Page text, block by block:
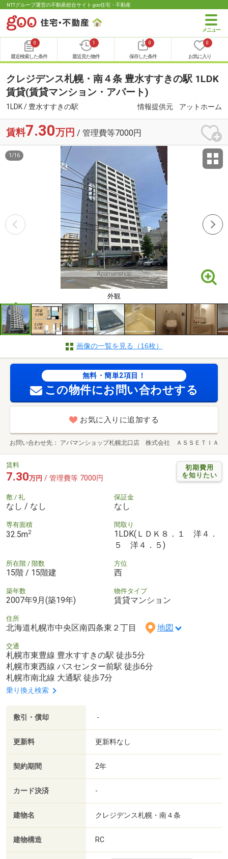
NTTグループ運営の不動産総合サイト goo住宅・不動産
0
最近検索した条件
1
最近見た物件
0
保存した条件
0
お気に入り
クレジデンス札幌・南４条 豊水すすきの駅 1LDK
賃貸(賃貸マンション・アパート)
1LDK / 豊水すすきの駅 情報提供元 アットホーム
賃料7.30万円 / 管理費等7000円
外観
1 /16
画像の一覧を見る（16枚）
無料・簡単2項目！
この物件にお問い合わせする
お気に入りに追加する
お問い合わせ先 アパマンショップ札幌北口店 株式会社 ＡＳＳＥＴＩＡ
初期費用
を知りたい
賃料
7.30万円 / 管理費等 7000円
敷 / 礼
なし / なし
保証金
なし
専有面積
32.5m2
間取り
1LDK(ＬＤＫ８．１ 洋４．
５ 洋４．５)
所在階 / 階数
15階 / 15階建
方位
西
築年数
2007年9月(築19年)
物件タイプ
賃貸マンション
住所
北海道札幌市中央区南四条東２丁目 地図
交通
札幌市東豊線 豊水すすきの駅 徒歩5分
札幌市東西線 バスセンター前駅 徒歩6分
札幌市南北線 大通駅 徒歩7分
乗り換え検索
敷引・償却 -
更新料 更新料なし
契約期間 2年
カード決済 -
建物名 クレジデンス札幌・南４条
建物構造 RC